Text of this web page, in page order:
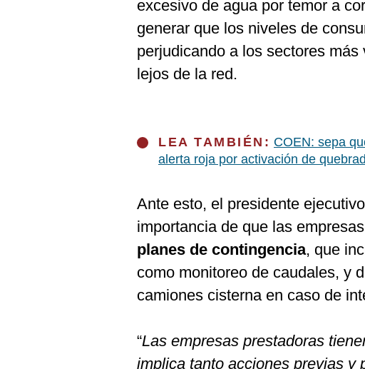
excesivo de agua por temor a
generar que los niveles de
perjudicando a los sectores
lejos de la red.
LEA TAMBIÉN: COEN: sepa
alerta roja por activación de
Ante esto, el presidente
importancia de que las
planes de contingencia, que
como monitoreo de caudales, y
camiones cisterna en caso de
“Las empresas prestadoras
implica tanto acciones previas y